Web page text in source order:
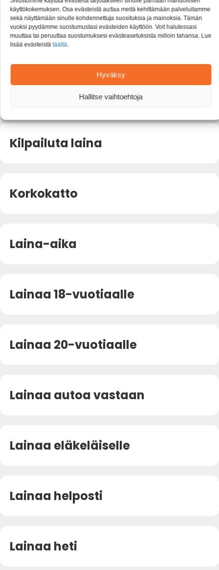
käyttökokemuksen. Osa evästeistä auttaa meitä kehittämään palveluitamme
sekä näyttämään sinulle kohdennettuja suosituksia ja mainoksia. Tämän
vuoksi pyydämme suostumustasi evästeiden käyttöön. Voit halutessasi
muuttaa tai peruuttaa suostumuksesi evästeasetuksista milloin tahansa. Lue
lisää evästeistätäältä.
Hyväksy
Hallitse vaihtoehtoja
Kiinteä tasaerälaina
Kiinteäkorkoinen laina
Kilpailuta laina
Korkokatto
Laina-aika
Lainaa 18-vuotiaalle
Lainaa 20-vuotiaalle
Lainaa autoa vastaan
Lainaa eläkeläiselle
Lainaa helposti
Lainaa heti